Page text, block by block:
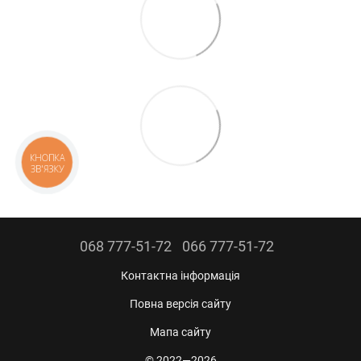
068 777-51-72 066 777-51-72
Контактна інформація
Повна версія сайту
Мапа сайту
КНОПКА
ЗВ'ЯЗКУ